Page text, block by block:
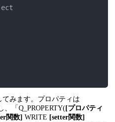
みます。プロパティは
、「Q_PROPERTY([プロパティ
関数] WRITE [setter関数]